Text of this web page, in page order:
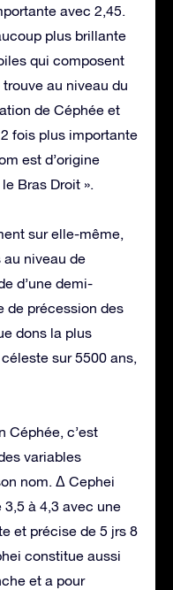
avec 2,45.
plus brillante
qui composent
au niveau du
de Céphée et
fois plus importante
est d’origine
Bras Droit ».
sur elle-même,
niveau de
d’une demi-
de précession des
dons la plus
sur 5500 ans,
Céphée, c’est
variables
nom. Δ Cephei
à 4,3 avec une
et précise de 5 jrs 8
constitue aussi
et a pour